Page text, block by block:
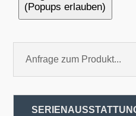
(Popups erlauben)
Anfrage zum Produkt...